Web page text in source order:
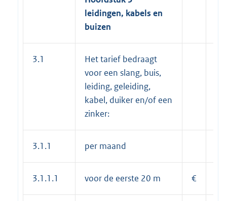
leidingen, kabels en
buizen
3.1
Het tarief bedraagt
voor een slang, buis,
leiding, geleiding,
kabel, duiker en/of een
zinker:
3.1.1 per maand
3.1.1.1 voor de eerste 20 m €